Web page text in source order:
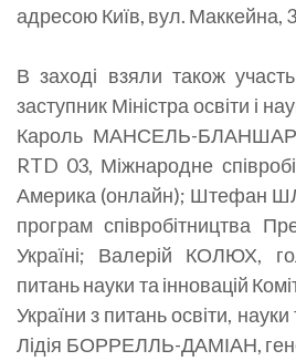
адресою Київ, вул. Маккейна,
В заході взяли також
заступник Міністра освіти і
Кароль МАНСЕЛЬ-БЛАНШАР,
RTD 03, Міжнародне
Америка (онлайн); Штефан
програм співробітництва
Україні; Валерій КОЛЮХ,
питань науки та інновацій
України з питань освіти,
Лідія БОРРЕЛЛЬ-ДАМІАН,